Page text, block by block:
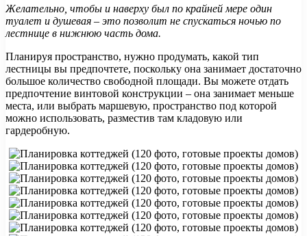
Желательно, чтобы и наверху был по крайней мере один
туалет и душевая – это позволит не спускаться ночью по
лестнице в нижнюю часть дома.
Планируя пространство, нужно продумать, какой тип
лестницы вы предпочтете, поскольку она занимает достаточно
большое количество свободной площади. Вы можете отдать
предпочтение винтовой конструкции – она занимает меньше
места, или выбрать маршевую, пространство под которой
можно использовать, разместив там кладовую или
гардеробную.